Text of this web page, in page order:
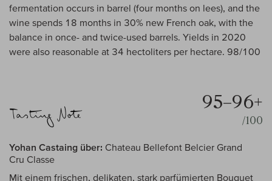
fermentation occurs in barrel (four months on lees), and the
wine spends 18 months in 30% new French oak, with the
balance in once- and twice-used barrels. Yields in 2020
were also reasonable at 34 hectoliters per hectare. 98/100
95–96+
/100
Yohan Castaing über: Chateau Bellefont Belcier Grand
Cru Classe
Mit einem frischen, delikaten, stark parfümierten Bouquet